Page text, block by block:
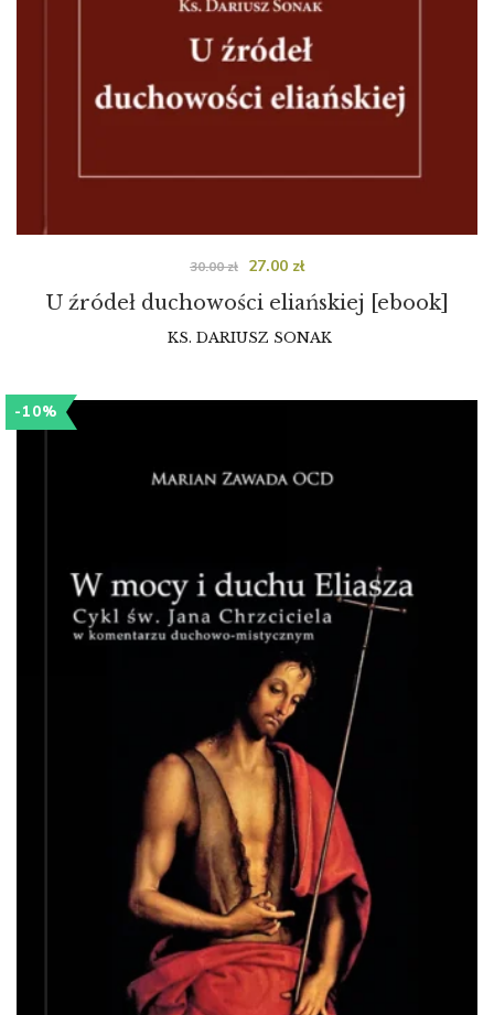
U źródeł duchowości eliańskiej [ebook]
KS. DARIUSZ SONAK
30.00zł 27.00 zł
-10%